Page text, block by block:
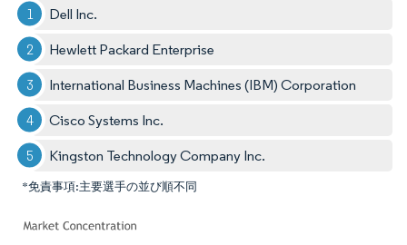
Dell Inc.
Hewlett Packard Enterprise
International Business Machines (IBM) Corporation
Cisco Systems Inc.
Kingston Technology Company Inc.
*免責事項:主要選手の並び順不同